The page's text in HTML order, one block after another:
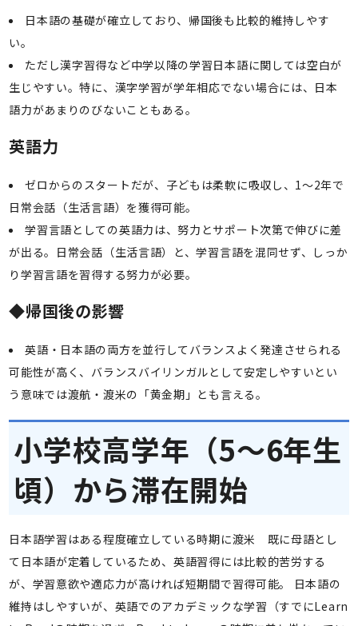
日本語の基礎が確立しており、帰国後も比較的維持しやす
い。
ただし漢字習得など中学以降の学習日本語に関しては空白が
生じやすい。特に、漢字学習が学年相応でない場合には、日本
語力があまりのびないこともある。
英語力
ゼロからのスタートだが、子どもは柔軟に吸収し、1〜2年で
日常会話（生活言語）を獲得可能。
学習言語としての英語力は、努力とサポート次第で伸びに差
が出る。日常会話（生活言語）と、学習言語を混同せず、しっか
り学習言語を習得する努力が必要。
◆帰国後の影響
英語・日本語の両方を並行してバランスよく発達させられる
可能性が高く、バランスバイリンガルとして安定しやすいとい
う意味では渡航・渡米の「黄金期」とも言える。
小学校高学年（5～6年生
頃）から滞在開始
日本語学習はある程度確立している時期に渡米 既に母語とし
て日本語が定着しているため、英語習得には比較的苦労する
が、学習意欲や適応力が高ければ短期間で習得可能。 日本語の
維持はしやすいが、英語でのアカデミックな学習（すでにLearn